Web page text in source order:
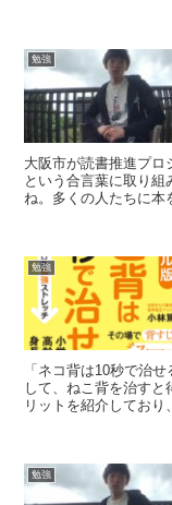
勉強
大阪市が読書推進プロ
という合言葉に取り
ね。多くの人たちに本
勉強
「ネコ背は10秒で治
して、ねこ背を治すと
リットを紹介してお
勉強